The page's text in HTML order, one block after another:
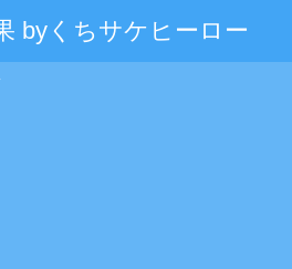
byくちサケヒーロー